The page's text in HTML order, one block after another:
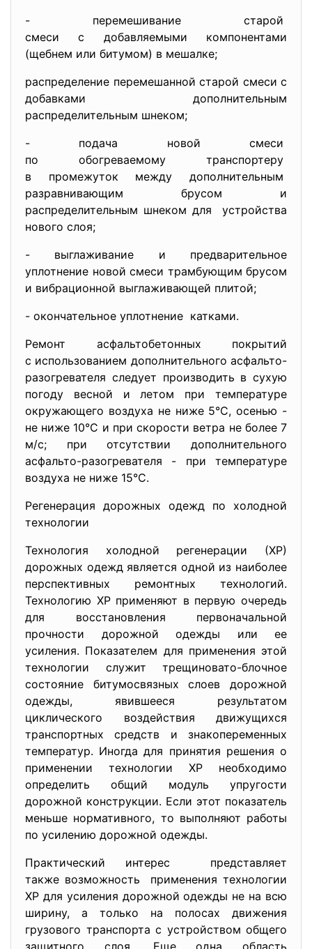
- перемешивание старой
смеси с добавляемыми компонентами
(щебнем или битумом) в мешалке;
распределение перемешанной старой смеси с
добавками дополнительным
распределительным шнеком;
- подача новой смеси
по обогреваемому транспортеру
в промежуток между дополнительным
разравнивающим брусом и
распределительным шнеком для устройства
нового слоя;
- выглаживание и предварительное
уплотнение новой смеси трамбующим брусом
и вибрационной выглаживающей плитой;
- окончательное уплотнение катками.
Ремонт асфальтобетонных покрытий
с использованием дополнительного асфальто-
разогревателя следует производить в сухую
погоду весной и летом при температуре
окружающего воздуха не ниже 5°С, осенью -
не ниже 10°С и при скорости ветра не более 7
м/с; при отсутствии дополнительного
асфальто-разогревателя - при температуре
воздуха не ниже 15°С.
Регенерация дорожных одежд по холодной
технологии
Технология холодной регенерации (ХР)
дорожных одежд является одной из наиболее
перспективных ремонтных технологий.
Технологию ХР применяют в первую очередь
для восстановления первоначальной
прочности дорожной одежды или ее
усиления. Показателем для применения этой
технологии служит трещиновато-блочное
состояние битумосвязных слоев дорожной
одежды, явившееся результатом
циклического воздействия движущихся
транспортных средств и знакопеременных
температур. Иногда для принятия решения о
применении технологии ХР необходимо
определить общий модуль упругости
дорожной конструкции. Если этот показатель
меньше нормативного, то выполняют работы
по усилению дорожной одежды.
Практический интерес представляет
также возможность применения технологии
ХР для усиления дорожной одежды не на всю
ширину, а только на полосах движения
грузового транспорта с устройством общего
защитного слоя. Еще одна область